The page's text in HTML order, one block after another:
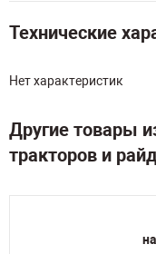
Технические
Нет характеристик
Другие товары
тракторов и